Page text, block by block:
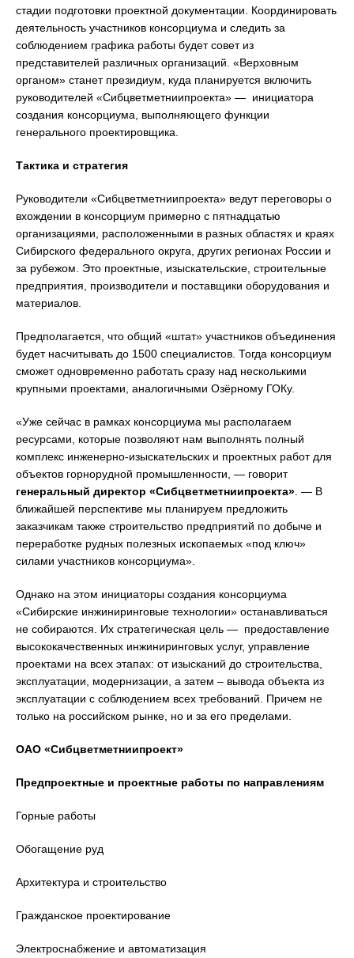
стадии подготовки проектной документации. Координировать
деятельность участников консорциума и следить за
соблюдением графика работы будет совет из
представителей различных организаций. «Верховным
органом» станет президиум, куда планируется включить
руководителей «Сибцветметниипроекта» — инициатора
создания консорциума, выполняющего функции
генерального проектировщика.
Тактика и стратегия
Руководители «Сибцветметниипроекта» ведут переговоры о
вхождении в консорциум примерно с пятнадцатью
организациями, расположенными в разных областях и краях
Сибирского федерального округа, других регионах России и
за рубежом. Это проектные, изыскательские, строительные
предприятия, производители и поставщики оборудования и
материалов.
Предполагается, что общий «штат» участников объединения
будет насчитывать до 1500 специалистов. Тогда консорциум
сможет одновременно работать сразу над несколькими
крупными проектами, аналогичными Озёрному ГОКу.
«Уже сейчас в рамках консорциума мы располагаем
ресурсами, которые позволяют нам выполнять полный
комплекс инженерно-изыскательских и проектных работ для
объектов горнорудной промышленности, — говорит
генеральный директор «Сибцветметниипроекта» . — В
ближайшей перспективе мы планируем предложить
заказчикам также строительство предприятий по добыче и
переработке рудных полезных ископаемых «под ключ»
силами участников консорциума».
Однако на этом инициаторы создания консорциума
«Сибирские инжиниринговые технологии» останавливаться
не собираются. Их стратегическая цель — предоставление
высококачественных инжиниринговых услуг, управление
проектами на всех этапах: от изысканий до строительства,
эксплуатации, модернизации, а затем – вывода объекта из
эксплуатации с соблюдением всех требований. Причем не
только на российском рынке, но и за его пределами.
ОАО «Сибцветметниипроект»
Предпроектные и проектные работы по направлениям
Горные работы
Обогащение руд
Архитектура и строительство
Гражданское проектирование
Электроснабжение и автоматизация